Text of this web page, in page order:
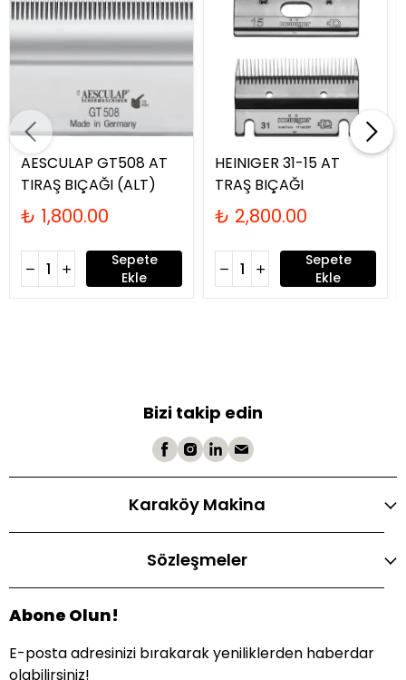
AESCULAP GT508 AT
TIRAŞ BIÇAĞI (ALT)
₺ 1,800.00
Sepete
Ekle
HEINIGER 31-15 AT
TRAŞ BIÇAĞI
₺ 2,800.00
Sepete
Ekle
Bizi takip edin
Karaköy Makina
Sözleşmeler
Abone Olun!
E-posta adresinizi bırakarak yeniliklerden haberdar
olabilirsiniz!